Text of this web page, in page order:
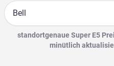
Suche
standortgenaue Super E5
minütlich